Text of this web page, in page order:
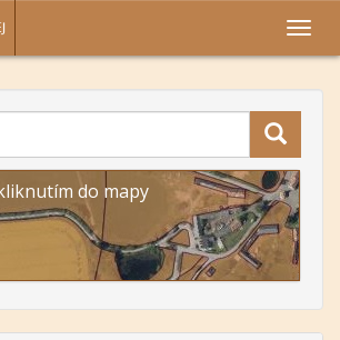
do mapy